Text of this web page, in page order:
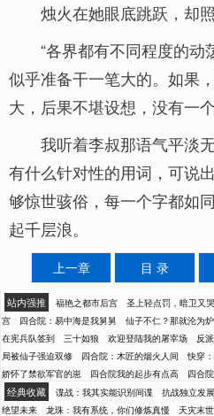
烛火在她眼底跳跃，却
“各界都有不同程度的
似乎准备干一笔大的。如果
大，后果不堪设想，没有一
我听着李叔那语气平淡
有什么针对性的用词，可说
够惊世骇俗，每一个字都如
起千层浪。
上一章 目 录
站内强推 福艳之都市后宫 圣上轻点罚，暗卫又
宫
四合院：易中海是我舅舅 仙子不仁？那就沦为炉
在宪兵队签到
三十如狼 欢迎登陆我的屠宰场 反
局被仙子强迫双修
四合院：木匠的烟火人间 快穿
娇怀了禁欲军官的崽
四合院我的起步有点高 四合
经典收藏 谍战：我其实能识别间谍 抗战独立发
绝望未来
龙珠：我有系统，你们修炼真慢 天灾末